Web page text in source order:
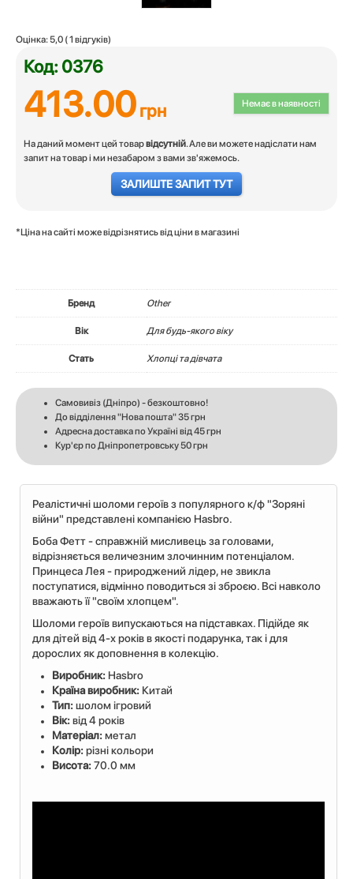
Оцінка: 5,0 (1 відгуків)
Код: 0376
Немає в наявності
413.00грн
На даний момент цей товарвідсутній. Але ви можете надіслати нам
запит на товар і ми незабаром з вами зв'яжемось.
ЗАЛИШТЕ ЗАПИТ ТУТ
*Ціна на сайті може відрізнятись від ціни в магазині
Бренд Other
Вік Для будь-якого віку
Стать Хлопці та дівчата
Самовивіз (Дніпро) - безкоштовно!
До відділення "Нова пошта" 35 грн
Адресна доставка по Україні від 45 грн
Кур'єр по Дніпропетровську 50 грн
Реалістичні шоломи героїв з популярного к/ф "Зоряні
війни" представлені компанією Hasbro.
Боба Фетт - справжній мисливець за головами,
відрізняється величезним злочинним потенціалом.
Принцеса Лея - природжений лідер, не звикла
поступатися, відмінно поводиться зі зброєю. Всі навколо
вважають її "своїм хлопцем".
Шоломи героїв випускаються на підставках. Підійде як
для дітей від 4-х років в якості подарунка, так і для
дорослих як доповнення в колекцію.
Виробник: Hasbro
Країна виробник: Китай
Тип:шолом ігровий
Вік:від 4 років
Матеріал:метал
Колір:різні кольори
Висота:70.0 мм